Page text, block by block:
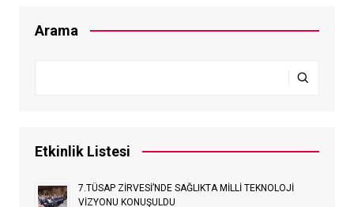
Arama
Etkinlik Listesi
7.TÜSAP ZİRVESİ’NDE SAĞLIKTA MİLLİ TEKNOLOJİ
VİZYONU KONUŞULDU